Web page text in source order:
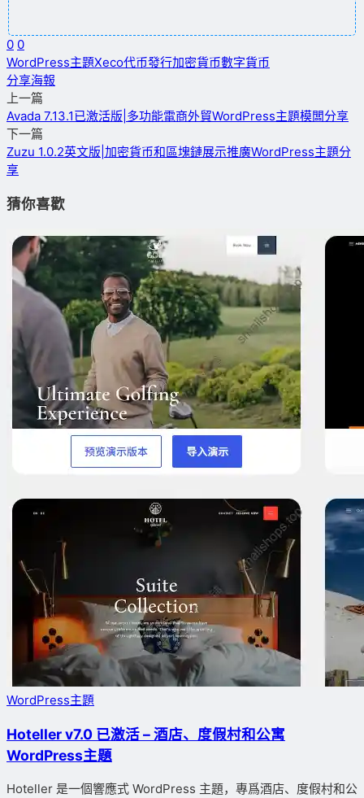
0 0
WordPress主題Xeco代币發行加密貨币數字貨币
分享海報
上一篇
Avada 7.13.1已激活版|多功能電商外貿WordPress主題模闆分享
下一篇
Zuzu 1.0.2英文版|加密貨币和區塊鏈展示推廣WordPress主題分
享
猜你喜歡
WordPress主題
Hoteller v7.0 已激活 – 酒店、度假村和公寓
WordPress主題
Hoteller 是一個響應式 WordPress 主題，專爲酒店、度假村和公